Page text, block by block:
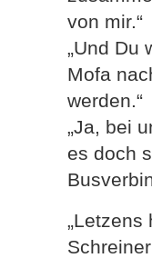
von mir.“
„Und Du
Mofa
werden.“
„Ja, bei
es doch
„Letzens